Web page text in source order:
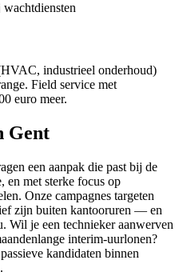
industrieel onderhoud)
Field service met
euro meer.
Gent
een aanpak die past bij de
en met sterke focus op
Onze campagnes targeten
zijn buiten kantooruren — en
Wil je een techniekeraanwerven
interim-uurlonen?
kandidaten binnen